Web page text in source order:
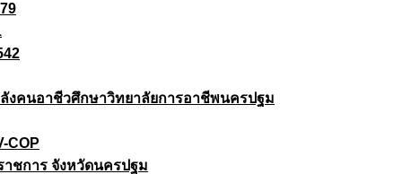
งคนอาชีวศึกษาวิทยาลัยการอาชีพนครปฐม
COP
าชการ จังหวัดนครปฐม